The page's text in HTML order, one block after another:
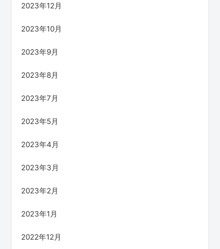
2023年12月
2023年10月
2023年9月
2023年8月
2023年7月
2023年5月
2023年4月
2023年3月
2023年2月
2023年1月
2022年12月